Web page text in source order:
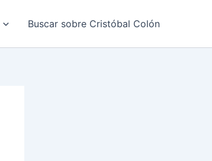
Buscar sobre Cristóbal Colón